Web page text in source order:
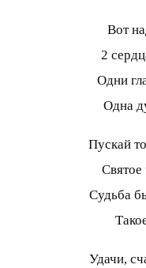
Вот
2
Одни
Одна
Пускай
Святое
Судьба
Удачи,